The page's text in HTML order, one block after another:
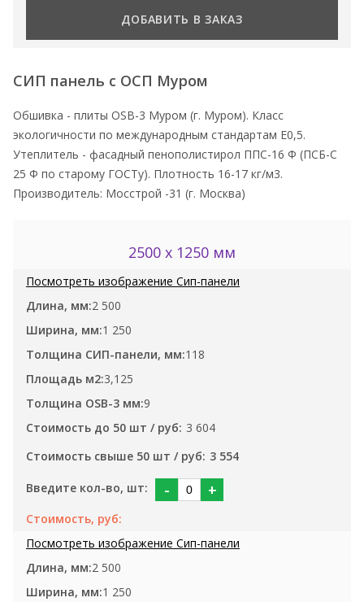
ДОБАВИТЬ В ЗАКАЗ
СИП панель с ОСП Муром
Обшивка - плиты ОSB-3 Муром (г. Муром). Класс
экологичности по международным стандартам Е0,5.
Утеплитель - фасадный пенополистирол ППС-16 Ф (ПСБ-С
25 Ф по старому ГОСТу). Плотность 16-17 кг/м3.
Производитель: Мосстрой -31 (г. Москва)
2500 x 1250 мм
2 500
1 250
118
3,125
9
3 604
3 554
- +
2 500
1 250